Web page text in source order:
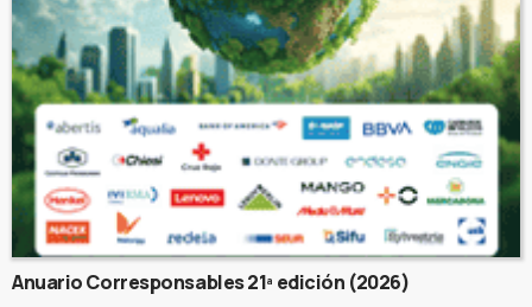
Anuario Corresponsables 21ª edición (2026)